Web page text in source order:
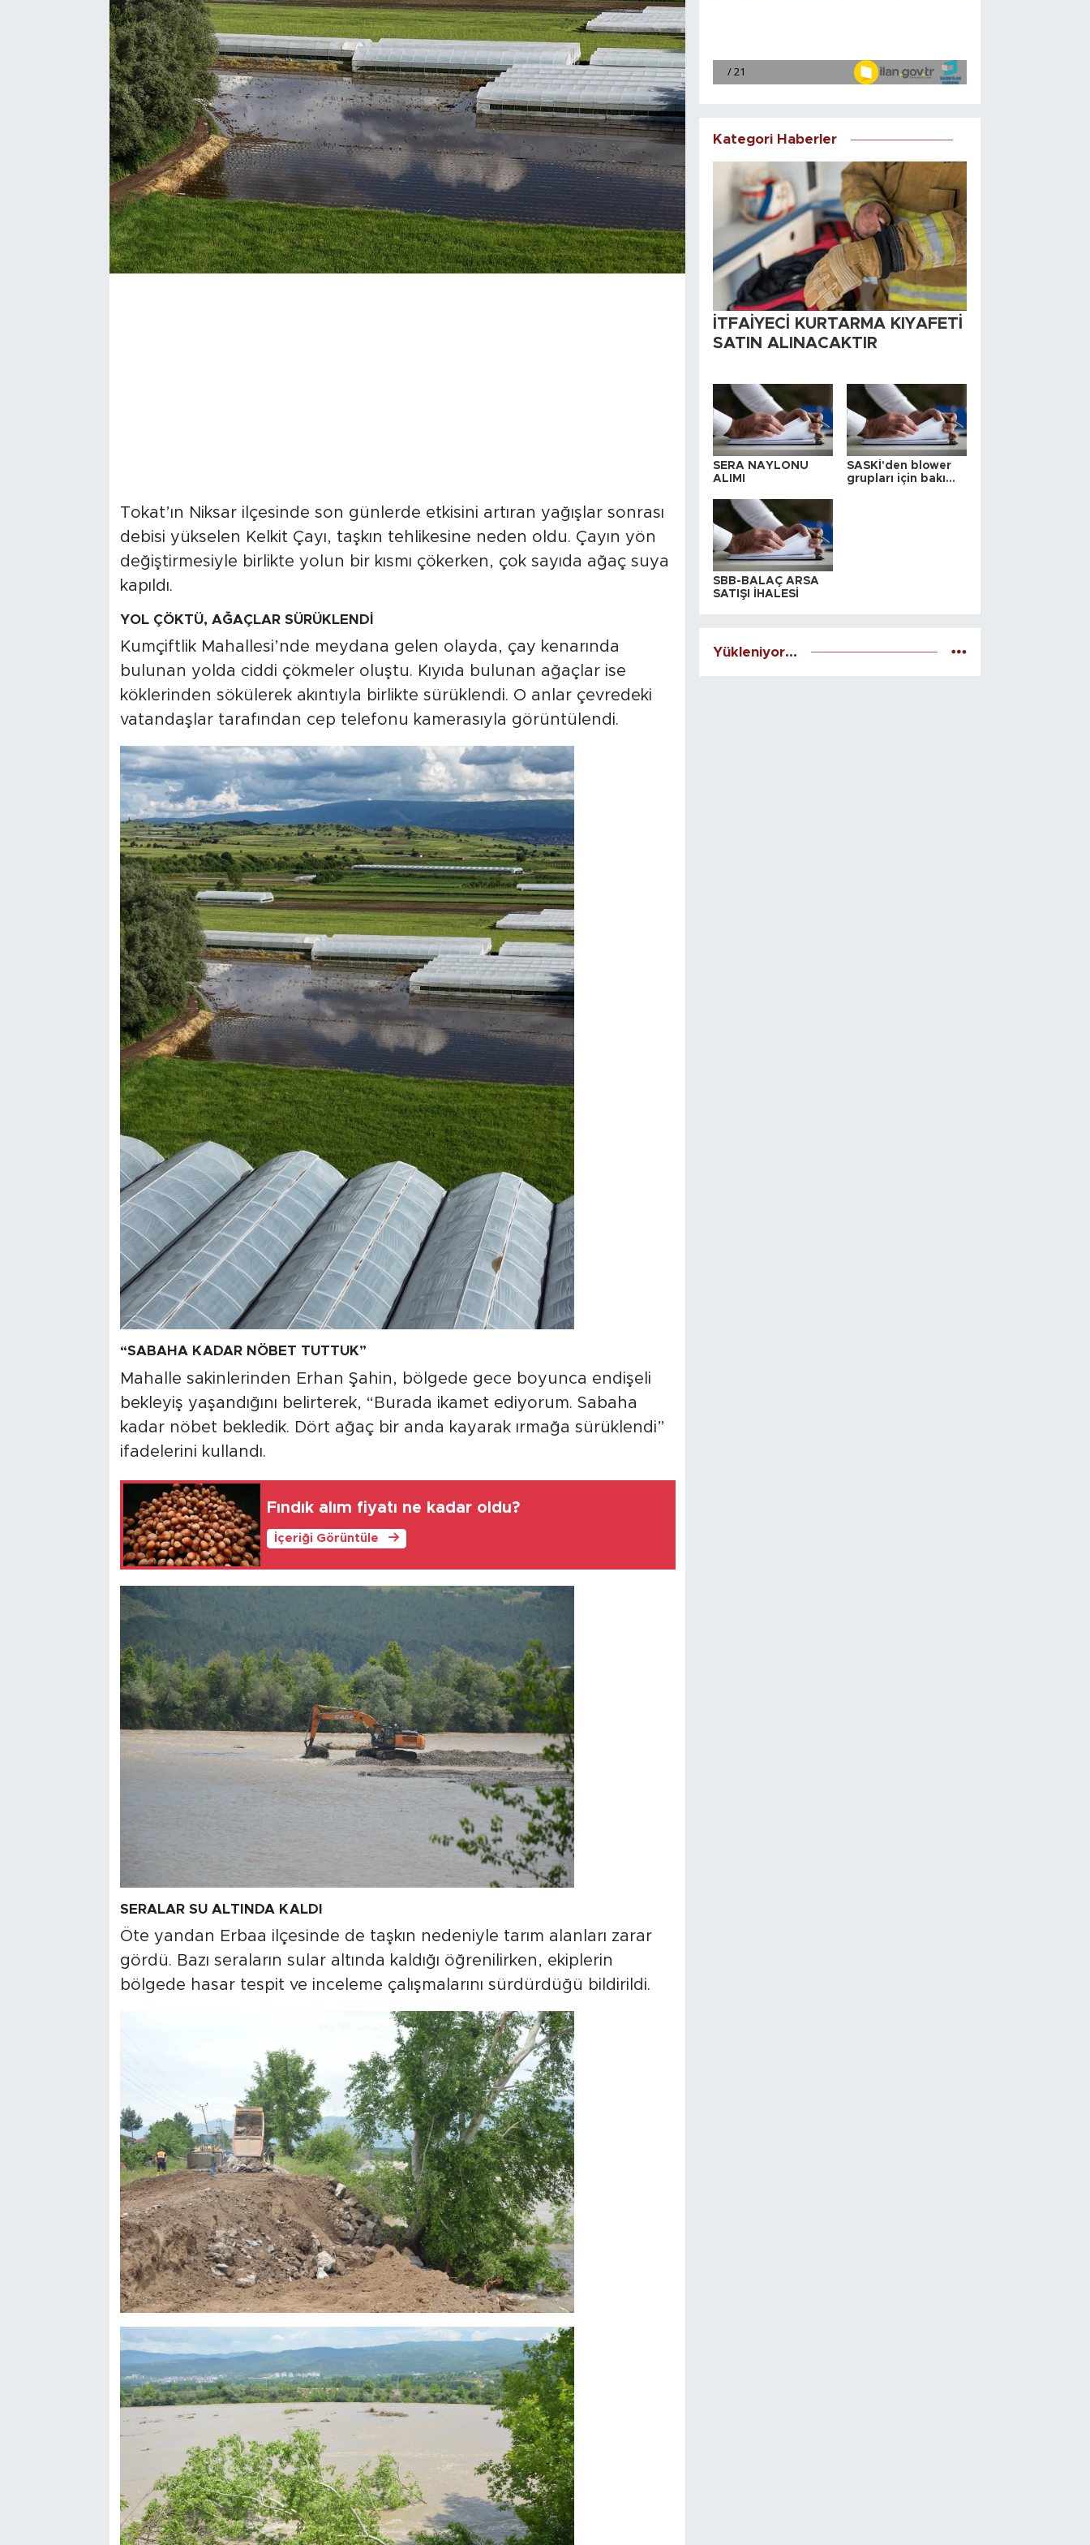
Tokat’ın Niksar ilçesinde son günlerde etkisini artıran yağışlar sonrası
debisi yükselen Kelkit Çayı, taşkın tehlikesine neden oldu. Çayın yön
değiştirmesiyle birlikte yolun bir kısmı çökerken, çok sayıda ağaç suya
kapıldı.
YOL ÇÖKTÜ, AĞAÇLAR SÜRÜKLENDİ
Kumçiftlik Mahallesi’nde meydana gelen olayda, çay kenarında
bulunan yolda ciddi çökmeler oluştu. Kıyıda bulunan ağaçlar ise
köklerinden sökülerek akıntıyla birlikte sürüklendi. O anlar çevredeki
vatandaşlar tarafından cep telefonu kamerasıyla görüntülendi.
“SABAHA KADAR NÖBET TUTTUK”
Mahalle sakinlerinden Erhan Şahin, bölgede gece boyunca endişeli
bekleyiş yaşandığını belirterek, “Burada ikamet ediyorum. Sabaha
kadar nöbet bekledik. Dört ağaç bir anda kayarak ırmağa sürüklendi”
ifadelerini kullandı.
Fındık alım fiyatı ne kadar oldu?
İçeriği Görüntüle
SERALAR SU ALTINDA KALDI
Öte yandan Erbaa ilçesinde de taşkın nedeniyle tarım alanları zarar
gördü. Bazı seraların sular altında kaldığı öğrenilirken, ekiplerin
bölgede hasar tespit ve inceleme çalışmalarını sürdürdüğü bildirildi.
Kategori Haberler
İTFAİYECİ KURTARMA KIYAFETİ
SATIN ALINACAKTIR
SERA NAYLONU
ALIMI
SASKİ'den blower
grupları için bakım
SBB-BALAÇ ARSA
SATIŞI İHALESİ
Yükleniyor...